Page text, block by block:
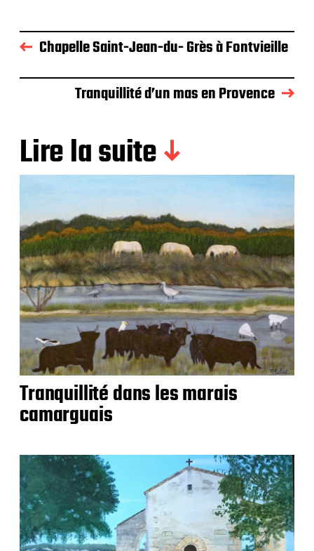
Chapelle Saint-Jean-du- Grès à Fontvieille
Tranquillité d’un mas en Provence
Lire la suite
Tranquillité dans les marais
camarguais